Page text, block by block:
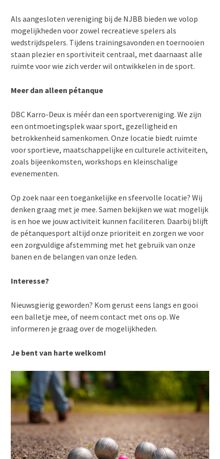
Als aangesloten vereniging bij de NJBB bieden we volop
mogelijkheden voor zowel recreatieve spelers als
wedstrijdspelers. Tijdens trainingsavonden en toernooien
staan plezier en sportiviteit centraal, met daarnaast alle
ruimte voor wie zich verder wil ontwikkelen in de sport.
Meer dan alleen pétanque
DBC Karro-Deux is méér dan een sportvereniging. We zijn
een ontmoetingsplek waar sport, gezelligheid en
betrokkenheid samenkomen. Onze locatie biedt ruimte
voor sportieve, maatschappelijke en culturele activiteiten,
zoals bijeenkomsten, workshops en kleinschalige
evenementen.
Op zoek naar een toegankelijke en sfeervolle locatie? Wij
denken graag met je mee. Samen bekijken we wat mogelijk
is en hoe we jouw activiteit kunnen faciliteren. Daarbij blijft
de pétanquesport altijd onze prioriteit en zorgen we voor
een zorgvuldige afstemming met het gebruik van onze
banen en de belangen van onze leden.
Interesse?
Nieuwsgierig geworden? Kom gerust eens langs en gooi
een balletje mee, of neem contact met ons op. We
informeren je graag over de mogelijkheden.
Je bent van harte welkom!